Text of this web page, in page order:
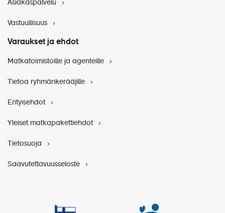
Asiakaspalvelu
Vastuullisuus
Varaukset ja ehdot
Matkatoimistoille ja agenteille
Tietoa ryhmänkerääjille
Erityisehdot
Yleiset matkapakettiehdot
Tietosuoja
Saavutettavuusseloste